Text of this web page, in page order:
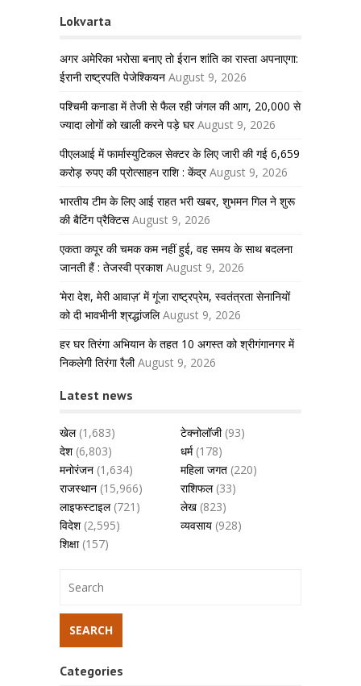
Lokvarta
अगर अमेरिका भरोसा बनाए तो ईरान शांति का रास्ता अपनाएगा:
ईरानी राष्ट्रपति पेजेश्कियन August 9, 2026
पश्चिमी कनाडा में तेजी से फैल रही जंगल की आग, 20,000 से
ज्यादा लोगों को खाली करने पड़े घर August 9, 2026
पीएलआई में फार्मास्युटिकल सेक्टर के लिए जारी की गई 6,659
करोड़ रुपए की प्रोत्साहन राशि : केंद्र August 9, 2026
भारतीय टीम के लिए आई राहत भरी खबर, शुभमन गिल ने शुरू
की बैटिंग प्रैक्टिस August 9, 2026
एकता कपूर की चमक कम नहीं हुई, वह समय के साथ बदलना
जानती हैं : तेजस्वी प्रकाश August 9, 2026
‘मेरा देश, मेरी आवाज़’ में गूंजा राष्ट्रप्रेम, स्वतंत्रता सेनानियों
को दी भावभीनी श्रद्धांजलि August 9, 2026
हर घर तिरंगा अभियान के तहत 10 अगस्त को श्रीगंगानगर में
निकलेगी तिरंगा रैली August 9, 2026
Latest news
खेल(1,683) टेक्नोलॉजी(93)
देश(6,803) धर्म(178)
मनोरंजन (1,634) महिला जगत (220)
राजस्थान (15,966) राशिफल(33)
लाइफस्टाइल(721) लेख (823)
विदेश(2,595) व्यवसाय (928)
शिक्षा(157)
Categories